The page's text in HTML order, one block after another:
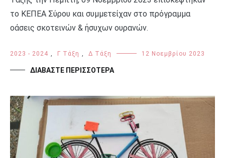
το ΚΕΠΕΑ Σύρου και συμμετείχαν στο πρόγραμμα
οάσεις σκοτεινών & ήσυχων ουρανών.
2023 - 2024 , Γ Τάξη , Δ Τάξη 12 Νοεμβρίου 2023
ΔΙΑΒΆΣΤΕ ΠΕΡΙΣΣΌΤΕΡΑ